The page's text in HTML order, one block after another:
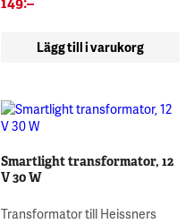
Lägg till i varukorg
Smartlight transformator, 12
V 30 W
Transformator till Heissners